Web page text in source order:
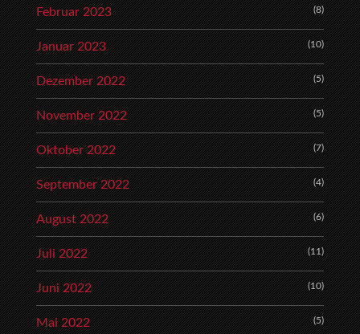
Februar 2023 (8)
Januar 2023 (10)
Dezember 2022 (5)
November 2022 (5)
Oktober 2022 (7)
September 2022 (4)
August 2022 (6)
Juli 2022 (11)
Juni 2022 (10)
Mai 2022 (5)